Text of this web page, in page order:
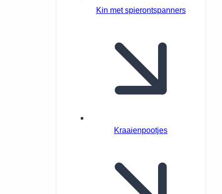
Kin met spierontspanners
Kraaienpootjes